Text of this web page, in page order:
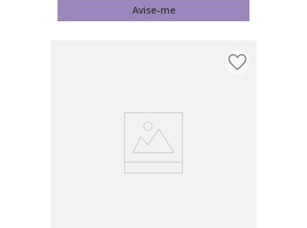
Avise-me